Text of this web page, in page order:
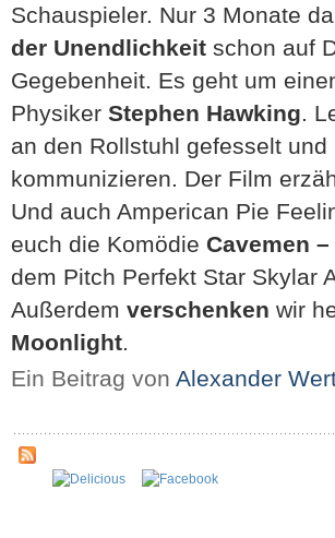
Schauspieler. Nur 3 Monate
der Unendlichkeit schon auf
Gegebenheit. Es geht um
Physiker Stephen Hawking.
an den Rollstuhl gefesselt
kommunizieren. Der Film
Und auch Amperican Pie
euch die Komödie Cavemen
dem Pitch Perfekt Star Skylar
Außerdem verschenken wir
Moonlight.
Ein Beitrag von Alexander